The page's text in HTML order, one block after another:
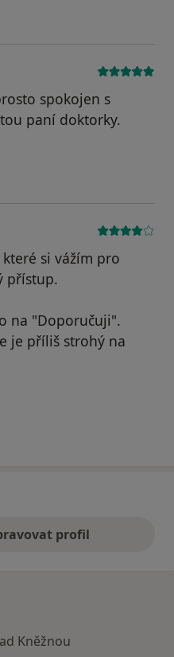
spokojen s
paní doktorky.
Martin Mývalt,Hronov
si vážím pro
přístup.
na "Doporučuji".
je příliš strohý na
Jiří Pinkava
profil
Kněžnou